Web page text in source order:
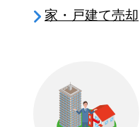
家・戸建て売却